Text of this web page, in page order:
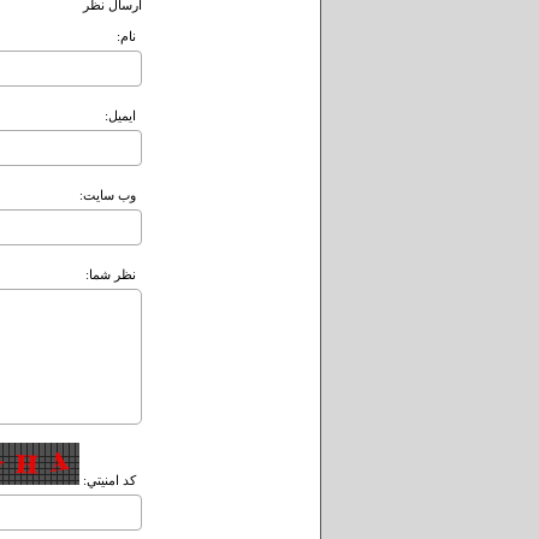
ارسال نظر
نام:
ايميل:
وب سايت:
نظر شما:
کد امنيتي: